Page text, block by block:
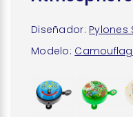
Diseñador: Pylones
Modelo: